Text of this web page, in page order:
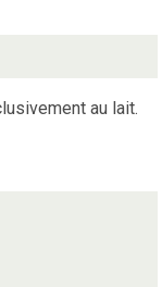
au lait.